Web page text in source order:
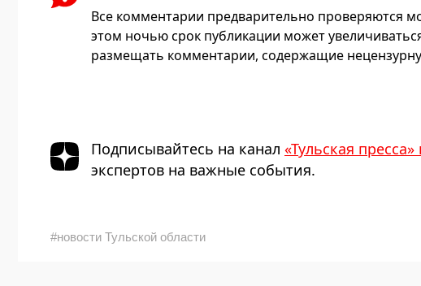
Все комментарии предварительно проверяются
этом ночью срок публикации может
размещать комментарии, содержащие
Подписывайтесь на канал «Тульская пресса»
экспертов на важные события.
#новости Тульской области